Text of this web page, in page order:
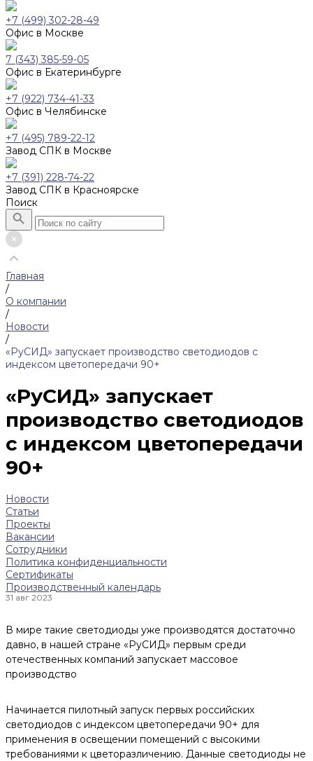
+7 (499) 302-28-49
Офис в Москве
7 (343) 385-59-05
Офис в Екатеринбурге
+7 (922) 734-41-33
Офис в Челябинске
+7 (495) 789-22-12
Завод СПК в Москве
+7 (391) 228-74-22
Завод СПК в Красноярске
Поиск
Главная
/
О компании
/
Новости
/
«РуСИД» запускает производство светодиодов с
индексом цветопередачи 90+
«РуСИД» запускает
производство светодиодов
с индексом цветопередачи
90+
Новости
Статьи
Проекты
Вакансии
Сотрудники
Политика конфиденциальности
Сертификаты
Производственный календарь
31 авг 2023
В мире такие светодиоды уже производятся достаточно
давно, в нашей стране «РуСИД» первым среди
отечественных компаний запускает массовое
производство
Начинается пилотный запуск первых российских
светодиодов с индексом цветопередачи 90+ для
применения в освещении помещений с высокими
требованиями к цветоразличению. Данные светодиоды не